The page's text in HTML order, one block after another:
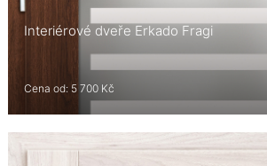
Interiérové dveře Erkado Fragi
Cena od: 5 700 Kč